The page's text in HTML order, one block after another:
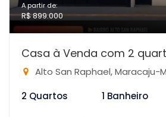
A partir de:
R$ 899.000
Casa à Venda com 2
Alto San Raphael, Maracaju-
2 Quartos
1 Banheiro